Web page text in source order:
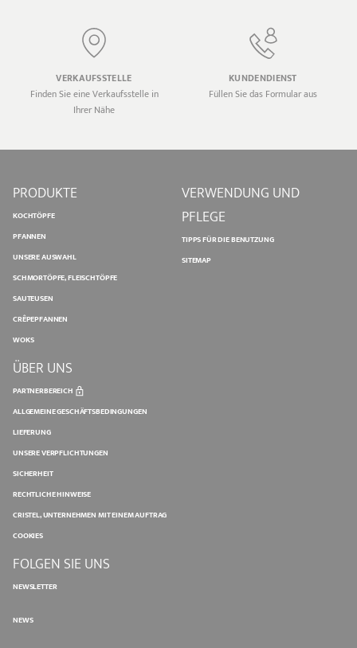
VERKAUFSSTELLE
Finden Sie eine Verkaufsstelle in
Ihrer Nähe
KUNDENDIENST
Füllen Sie das Formular aus
PRODUKTE
KOCHTÖPFE
PFANNEN
UNSERE AUSWAHL
SCHMORTÖPFE, FLEISCHTÖPFE
SAUTEUSEN
CRÊPEPFANNEN
WOKS
VERWENDUNG UND
PFLEGE
TIPPS FÜR DIE BENUTZUNG
SITEMAP
ÜBER UNS
PARTNERBEREICH
ALLGEMEINE GESCHÄFTSBEDINGUNGEN
LIEFERUNG
UNSERE VERPFLICHTUNGEN
SICHERHEIT
RECHTLICHE HINWEISE
CRISTEL, UNTERNEHMEN MIT EINEM AUFTRAG
COOKIES
FOLGEN SIE UNS
NEWSLETTER
NEWS